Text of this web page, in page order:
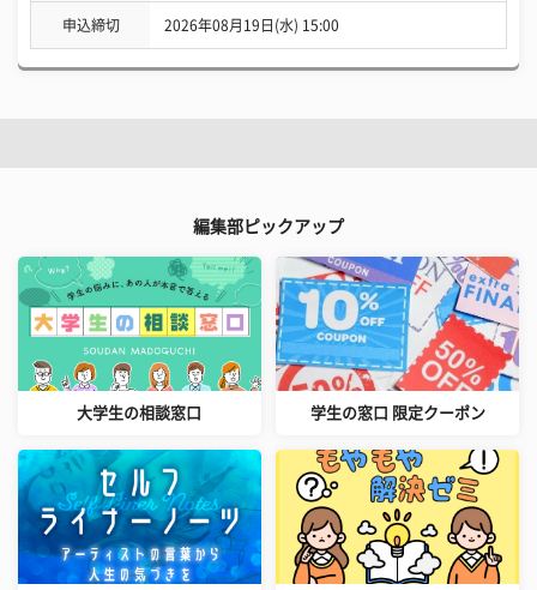
申込締切 2026年08月19日(水) 15:00
編集部ピックアップ
大学生の相談窓口 学生の窓口 限定クーポン